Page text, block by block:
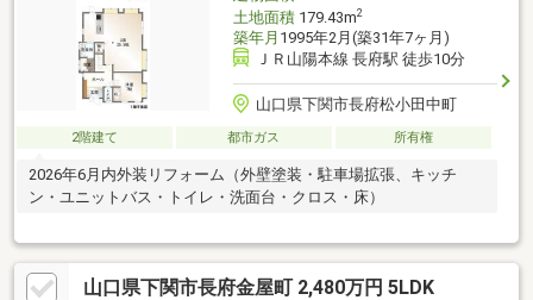
土地面積179.43m2
築年月 1995年2月(築31年7ヶ月)
ＪＲ山陽本線 長府駅 徒歩10分
山口県下関市長府松小田中町
2階建て 都市ガス 所有権
2026年6月内外装リフォーム（外壁塗装・駐車場拡張、キッチ
ン・ユニットバス・トイレ・洗面台・クロス・床）
山口県下関市長府金屋町 2,480万円 5LDK